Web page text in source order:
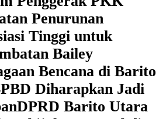
Penurunan
Tinggi untuk
Bailey
Bencana di Barito
Diharapkan Jadi
DPRD Barito Utara